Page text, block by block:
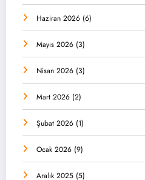
Haziran 2026 (6)
Mayıs 2026 (3)
Nisan 2026 (3)
Mart 2026 (2)
Şubat 2026 (1)
Ocak 2026 (9)
Aralık 2025 (5)